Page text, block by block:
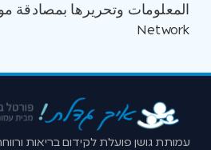
Network
עמותת גושן פועלת לקידום בריאות